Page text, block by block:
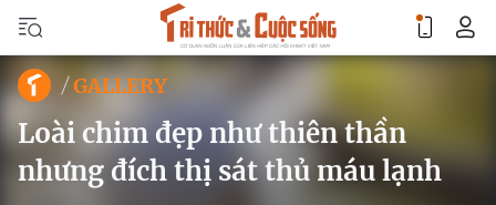
GALLERY
Loài chim đẹp như thiên thần
nhưng đích thị sát thủ máu lạnh